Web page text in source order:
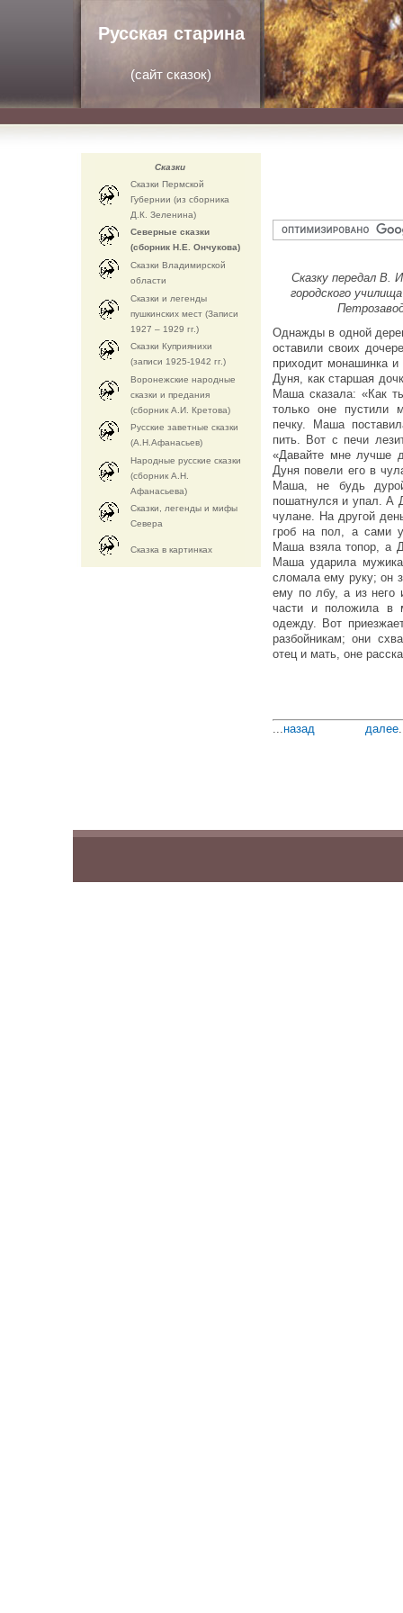
Русская старина
(сайт сказок)
Сказку передал В.
городского
Однажды в одной
оставили своих
приходит монашинка и
Дуня, как старшая
Маша сказала: «Как
только оне пустили
печку. Маша
пить. Вот с печи
«Давайте мне лучше
Дуня повели его в
Маша, не будь
пошатнулся и упал. А
чулане. На другой
гроб на пол, а сами
Маша взяла топор, а
Маша ударила
сломала ему руку; он
ему по лбу, а из него
части и положила в
одежду. Вот
разбойникам; они
отец и мать, оне
...назад далее
Сказки
Сказки Пермской
Губернии (из сборника
Д.К. Зеленина)
Северные сказки
(сборник Н.Е. Ончукова)
Сказки Владимирской
области
Сказки и легенды
пушкинских мест (Записи
1927 – 1929 гг.)
Сказки Куприянихи
(записи 1925-1942 гг.)
Воронежские народные
сказки и предания
(сборник А.И. Кретова)
Русские заветные сказки
(А.Н.Афанасьев)
Народные русские сказки
(сборник А.Н.
Афанасьева)
Сказки, легенды и мифы
Севера
Cказка в картинках